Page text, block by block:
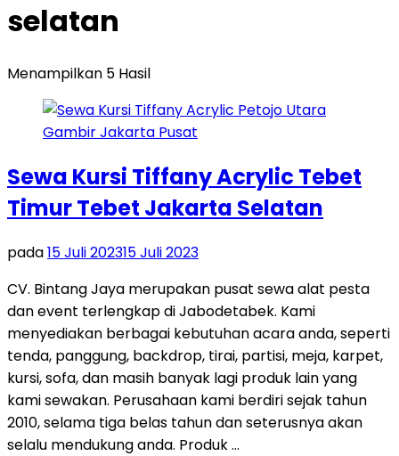
selatan
Menampilkan 5 Hasil
Sewa Kursi Tiffany Acrylic Tebet
Timur Tebet Jakarta Selatan
pada15 Juli 202315 Juli 2023
CV. Bintang Jaya merupakan pusat sewa alat pesta
dan event terlengkap di Jabodetabek. Kami
menyediakan berbagai kebutuhan acara anda, seperti
tenda, panggung, backdrop, tirai, partisi, meja, karpet,
kursi, sofa, dan masih banyak lagi produk lain yang
kami sewakan. Perusahaan kami berdiri sejak tahun
2010, selama tiga belas tahun dan seterusnya akan
selalu mendukung anda. Produk …